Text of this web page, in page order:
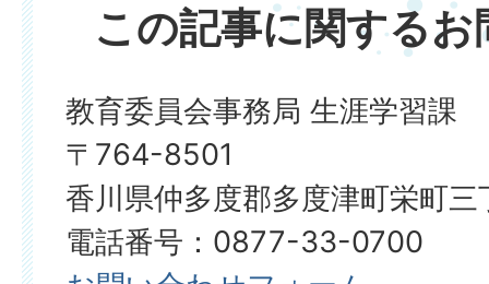
この記事に関する
教育委員会事務局 生涯学習課
〒764-8501
香川県仲多度郡多度津町栄町
電話番号：0877-33-0700